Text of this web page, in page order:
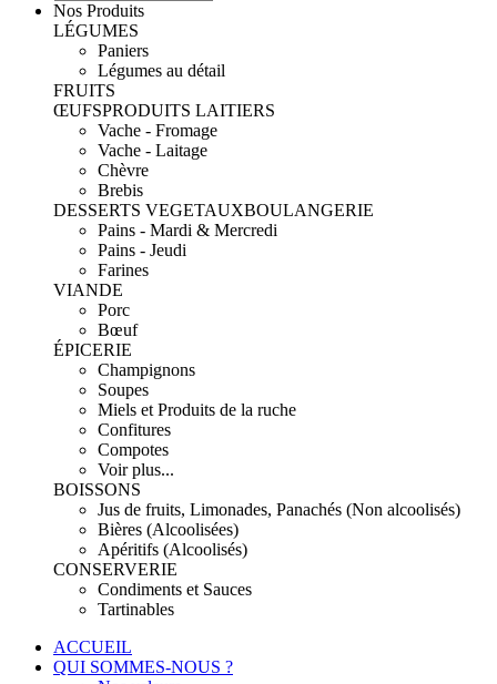
Nos Produits
LÉGUMES
Paniers
Légumes au détail
FRUITS
ŒUFSPRODUITS LAITIERS
Vache - Fromage
Vache - Laitage
Chèvre
Brebis
DESSERTS VEGETAUXBOULANGERIE
Pains - Mardi & Mercredi
Pains - Jeudi
Farines
VIANDE
Porc
Bœuf
ÉPICERIE
Champignons
Soupes
Miels et Produits de la ruche
Confitures
Compotes
Voir plus...
BOISSONS
Jus de fruits, Limonades, Panachés (Non alcoolisés)
Bières (Alcoolisées)
Apéritifs (Alcoolisés)
CONSERVERIE
Condiments et Sauces
Tartinables
ACCUEIL
QUI SOMMES-NOUS ?